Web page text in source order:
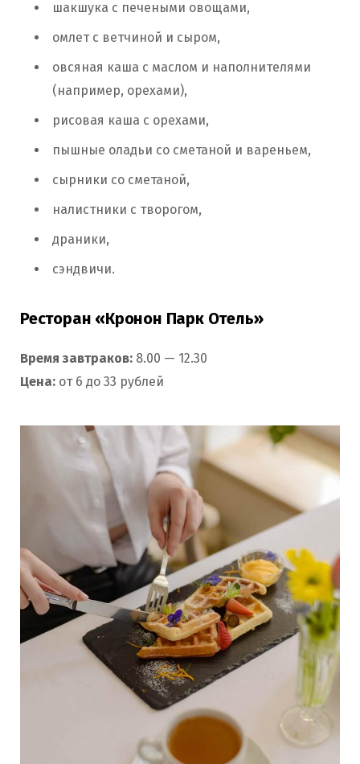
шакшука с печеными овощами,
омлет с ветчиной и сыром,
овсяная каша с маслом и наполнителями
(например, орехами),
рисовая каша с орехами,
пышные оладьи со сметаной и вареньем,
сырники со сметаной,
налистники с творогом,
драники,
сэндвичи.
Ресторан «Кронон Парк Отель»
Время завтраков: 8.00 — 12.30
Цена: от 6 до 33 рублей